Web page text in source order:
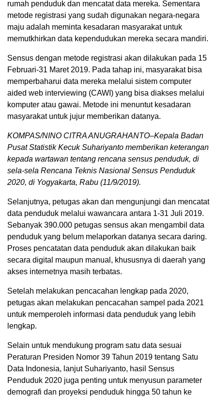
rumah penduduk dan mencatat data mereka. Sementara
metode registrasi yang sudah digunakan negara-negara
maju adalah meminta kesadaran masyarakat untuk
memutkhirkan data kependudukan mereka secara mandiri.
Sensus dengan metode registrasi akan dilakukan pada 15
Februari-31 Maret 2019. Pada tahap ini, masyarakat bisa
memperbaharui data mereka melalui sistem computer
aided web interviewing (CAWI) yang bisa diakses melalui
komputer atau gawai. Metode ini menuntut kesadaran
masyarakat untuk jujur memberikan datanya.
KOMPAS/NINO CITRA ANUGRAHANTO–Kepala Badan
Pusat Statistik Kecuk Suhariyanto memberikan keterangan
kepada wartawan tentang rencana sensus penduduk, di
sela-sela Rencana Teknis Nasional Sensus Penduduk
2020, di Yogyakarta, Rabu (11/9/2019).
Selanjutnya, petugas akan dan mengunjungi dan mencatat
data penduduk melalui wawancara antara 1-31 Juli 2019.
Sebanyak 390.000 petugas sensus akan mengambil data
penduduk yang belum melaporkan datanya secara daring.
Proses pencatatan data penduduk akan dilakukan baik
secara digital maupun manual, khususnya di daerah yang
akses internetnya masih terbatas.
Setelah melakukan pencacahan lengkap pada 2020,
petugas akan melakukan pencacahan sampel pada 2021
untuk memperoleh informasi data penduduk yang lebih
lengkap.
Selain untuk mendukung program satu data sesuai
Peraturan Presiden Nomor 39 Tahun 2019 tentang Satu
Data Indonesia, lanjut Suhariyanto, hasil Sensus
Penduduk 2020 juga penting untuk menyusun parameter
demografi dan proyeksi penduduk hingga 50 tahun ke